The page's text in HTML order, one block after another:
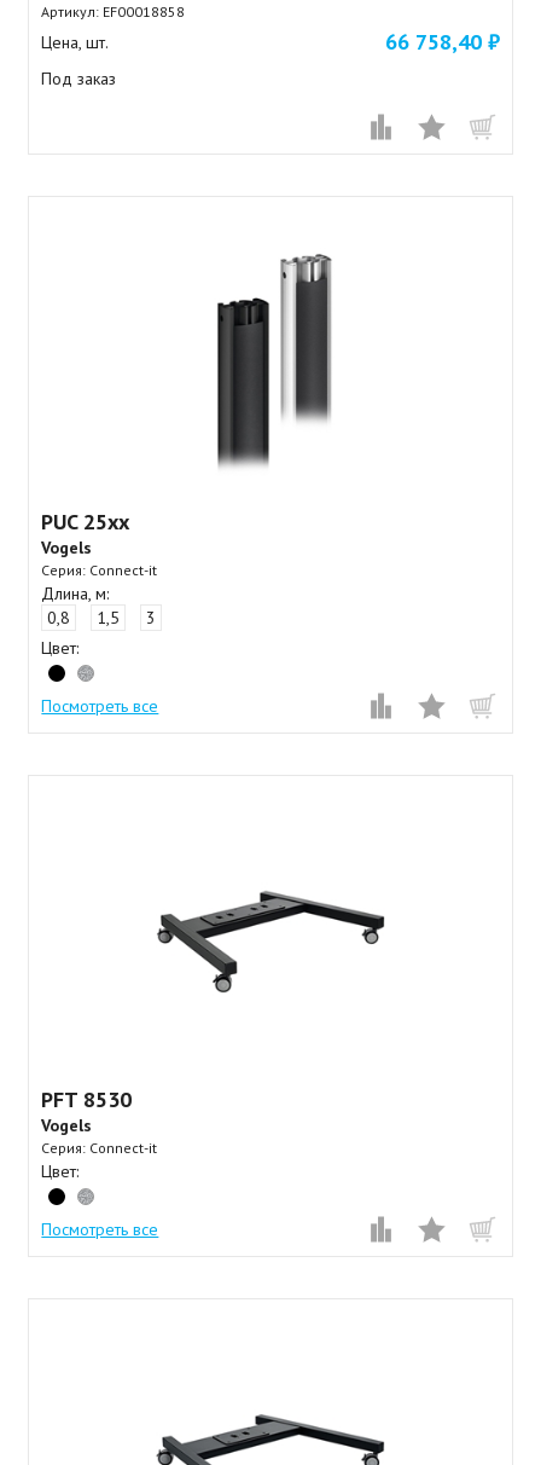
Артикул: EF00018858
Цена, шт. 66 758,40 ₽
Под заказ
PUC 25xx
Vogels
Серия: Connect-it
Длина, м:
0,8
1,5
3
Цвет:
Посмотреть все
PFT 8530⠀
Vogels
Серия: Connect-it
Цвет:
Посмотреть все